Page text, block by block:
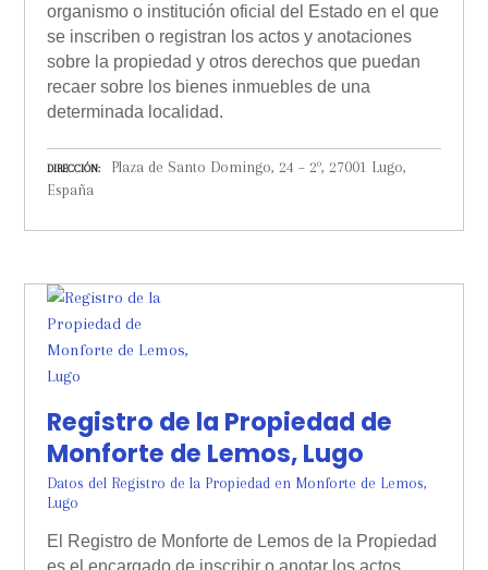
organismo o institución oficial del Estado en el que
se inscriben o registran los actos y anotaciones
sobre la propiedad y otros derechos que puedan
recaer sobre los bienes inmuebles de una
determinada localidad.
DIRECCIÓN
Plaza de Santo Domingo, 24 – 2º, 27001 Lugo,
España
Registro de la Propiedad de
Monforte de Lemos, Lugo
Datos del Registro de la Propiedad en Monforte de Lemos,
Lugo
El Registro de Monforte de Lemos de la Propiedad